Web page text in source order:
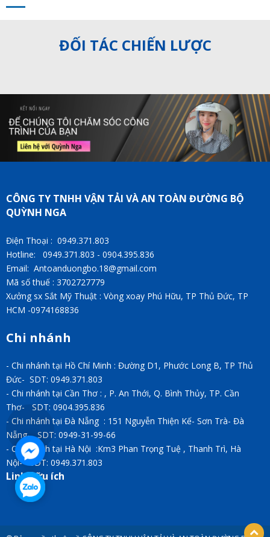
ĐỐI TÁC CHIẾN LƯỢC
CÔNG TY TNHH VẬN TẢI VÀ AN TOÀN ĐƯỜNG BỘ
QUỲNH NGA
Điện Thoại : 0949.371.803
Hotline: 0949.371.803 - 0904.395.836
Email: Antoanduongbo.18@gmail.com
Mã số thuế : 3702727779
Xưởng sx Sắt Mỹ Thuật : Vòng xoay Phú Hữu, TP Thủ Đức, TP
HCM -0974168836
Chi nhánh
- Chi nhánh tại Hồ Chí Minh : Đường D1, Phước Long B, TP Thủ
Đức- SDT: 0949.371.803
- Chi nhánh tại Cần Thơ : , P. An Thới, Q. Bình Thủy, TP. Cần
Thơ- SDT: 0904.395.836
- Chi nhánh tại Đà Nẵng : 151 Nguyễn Thiện Kế- Sơn Trà- Đà
Nẵng- SDT: 0949-31-99-66
- Chi nhánh tại Hà Nội :Km3 Phan Trọng Tuệ , Thanh Trì, Hà
Nội- SDT: 0949.371.803
Link hữu ích